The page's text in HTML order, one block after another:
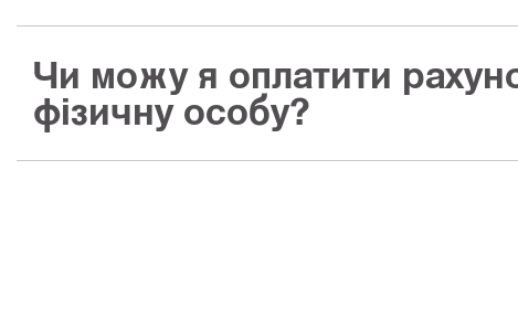
Чи можу я оплатити
фізичну особу?